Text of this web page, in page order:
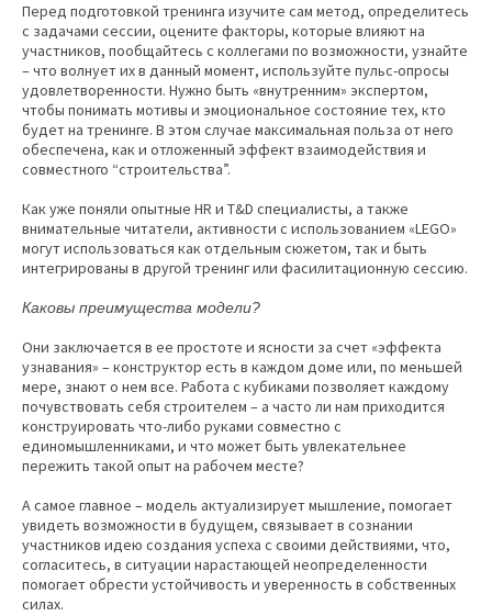
Перед подготовкой тренинга изучите сам метод, определитесь
с задачами сессии, оцените факторы, которые влияют на
участников, пообщайтесь с коллегами по возможности, узнайте
– что волнует их в данный момент, используйте пульс-опросы
удовлетворенности. Нужно быть «внутренним» экспертом,
чтобы понимать мотивы и эмоциональное состояние тех, кто
будет на тренинге. В этом случае максимальная польза от него
обеспечена, как и отложенный эффект взаимодействия и
совместного “строительства”.
Как уже поняли опытные HR и T&D специалисты, а также
внимательные читатели, активности с использованием «LEGO»
могут использоваться как отдельным сюжетом, так и быть
интегрированы в другой тренинг или фасилитационную сессию.
Каковы преимущества модели?
Они заключается в ее простоте и ясности за счет «эффекта
узнавания» – конструктор есть в каждом доме или, по меньшей
мере, знают о нем все. Работа с кубиками позволяет каждому
почувствовать себя строителем – а часто ли нам приходится
конструировать что-либо руками совместно с
единомышленниками, и что может быть увлекательнее
пережить такой опыт на рабочем месте?
А самое главное – модель актуализирует мышление, помогает
увидеть возможности в будущем, связывает в сознании
участников идею создания успеха с своими действиями, что,
согласитесь, в ситуации нарастающей неопределенности
помогает обрести устойчивость и уверенность в собственных
силах.